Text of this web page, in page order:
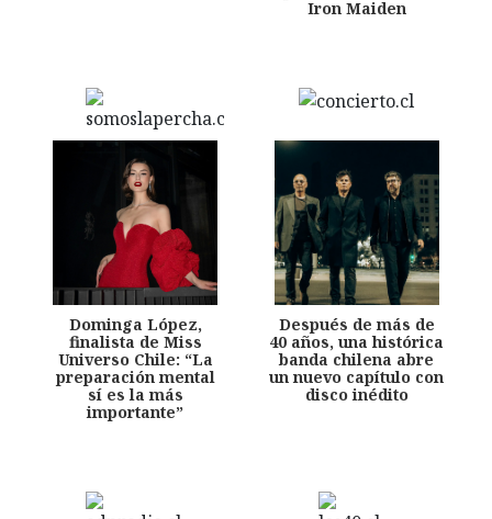
Iron Maiden
Dominga López,
finalista de Miss
Universo Chile: “La
preparación mental
sí es la más
importante”
Después de más de
40 años, una histórica
banda chilena abre
un nuevo capítulo con
disco inédito